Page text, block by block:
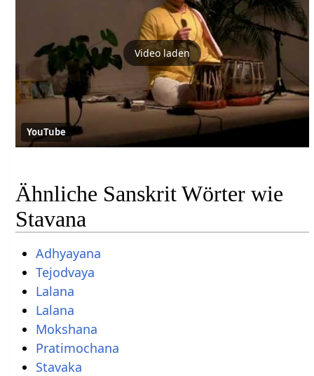
Video laden
YouTube
Ähnliche Sanskrit Wörter wie
Stavana
Adhyayana
Tejodvaya
Lalana
Lalana
Mokshana
Pratimochana
Stavaka